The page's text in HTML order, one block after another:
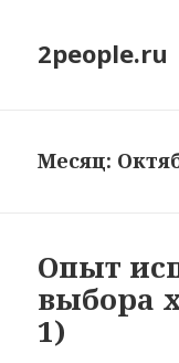
2people.ru
Месяц:
Опыт
выбора
1)